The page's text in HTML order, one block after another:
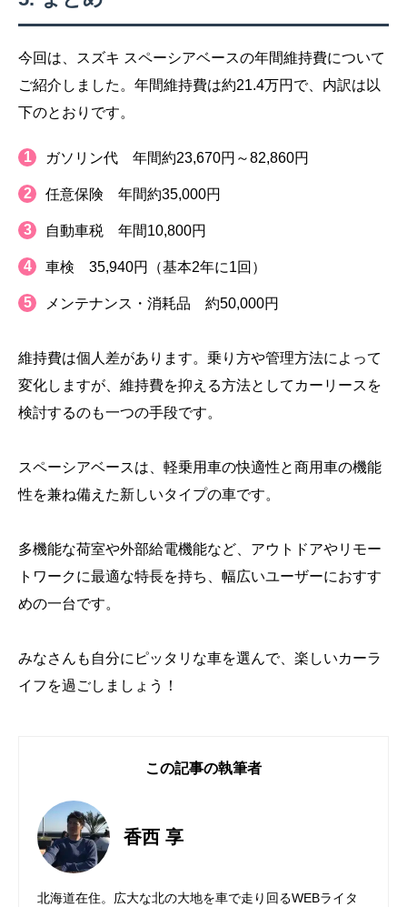
今回は、スズキ スペーシアベースの年間維持費について
ご紹介しました。年間維持費は約21.4万円で、内訳は以
下のとおりです。
ガソリン代 年間約23,670円～82,860円
任意保険 年間約35,000円
自動車税 年間10,800円
車検 35,940円（基本2年に1回）
メンテナンス・消耗品 約50,000円
維持費は個人差があります。乗り方や管理方法によって
変化しますが、維持費を抑える方法としてカーリースを
検討するのも一つの手段です。
スペーシアベースは、軽乗用車の快適性と商用車の機能
性を兼ね備えた新しいタイプの車です。
多機能な荷室や外部給電機能など、アウトドアやリモー
トワークに最適な特長を持ち、幅広いユーザーにおすす
めの一台です。
みなさんも自分にピッタリな車を選んで、楽しいカーラ
イフを過ごしましょう！
この記事の執筆者
香西 享
北海道在住。広大な北の大地を車で走り回るWEBライタ